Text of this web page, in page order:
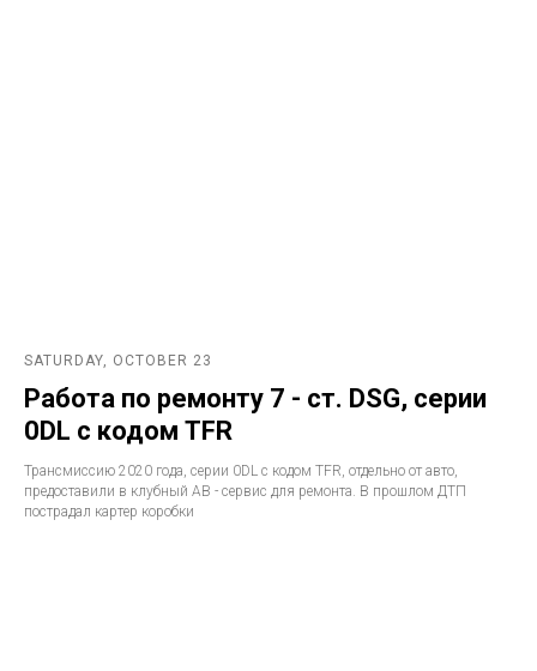
SATURDAY, OCTOBER 23
Работа по ремонту 7 - ст. DSG, серии
0DL с кодом TFR
Трансмиссию 2020 года, серии 0DL с кодом TFR, отдельно от авто,
предоставили в клубный АВ - сервис для ремонта. В прошлом ДТП
пострадал картер коробки